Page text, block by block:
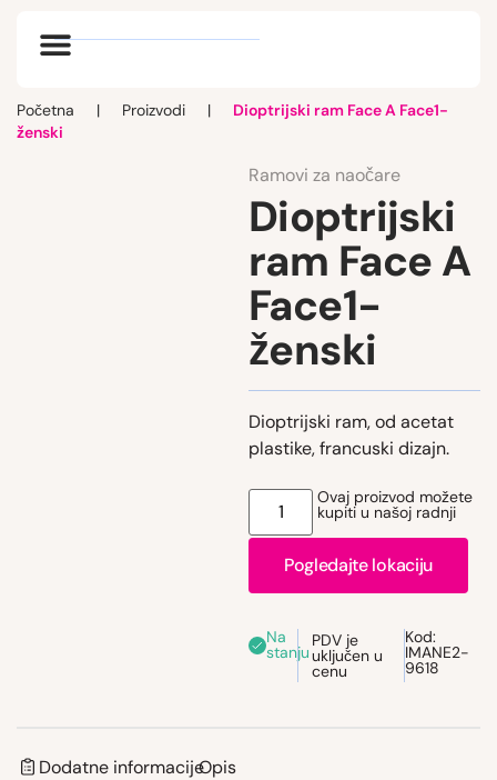
Početna | Proizvodi |
Dioptrijski ram Face A Face1-
ženski
Ramovi za naočare
Dioptrijski
ram Face A
Face1-
ženski
Dioptrijski ram, od acetat
plastike, francuski dizajn.
Ovaj proizvod možete
kupiti u našoj radnji
Pogledajte lokaciju
Na
stanju
PDV je
uključen u
cenu
Kod:
IMANE2-
9618
Dodatne informacijeOpis